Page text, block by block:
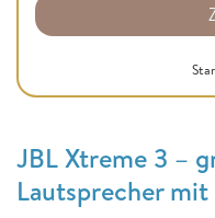
JBL Xtreme 3 –
Lautsprecher